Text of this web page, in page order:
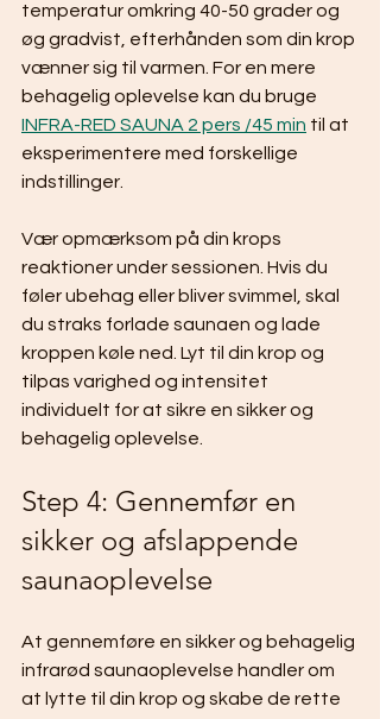
temperatur omkring 40-50 grader og
øg gradvist, efterhånden som din krop
vænner sig til varmen. For en mere
behagelig oplevelse kan du bruge
INFRA-RED SAUNA 2 pers /45 min til at
eksperimentere med forskellige
indstillinger.
Vær opmærksom på din krops
reaktioner under sessionen. Hvis du
føler ubehag eller bliver svimmel, skal
du straks forlade saunaen og lade
kroppen køle ned. Lyt til din krop og
tilpas varighed og intensitet
individuelt for at sikre en sikker og
behagelig oplevelse.
Step 4: Gennemfør en
sikker og afslappende
saunaoplevelse
At gennemføre en sikker og behagelig
infrarød saunaoplevelse handler om
at lytte til din krop og skabe de rette